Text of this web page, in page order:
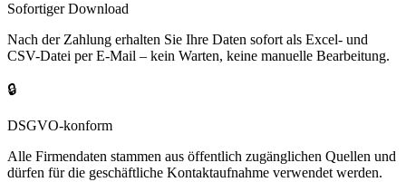
Sofortiger Download
Nach der Zahlung erhalten Sie Ihre Daten sofort als Excel- und
CSV-Datei per E-Mail – kein Warten, keine manuelle Bearbeitung.
🔒
DSGVO-konform
Alle Firmendaten stammen aus öffentlich zugänglichen Quellen und
dürfen für die geschäftliche Kontaktaufnahme verwendet werden.